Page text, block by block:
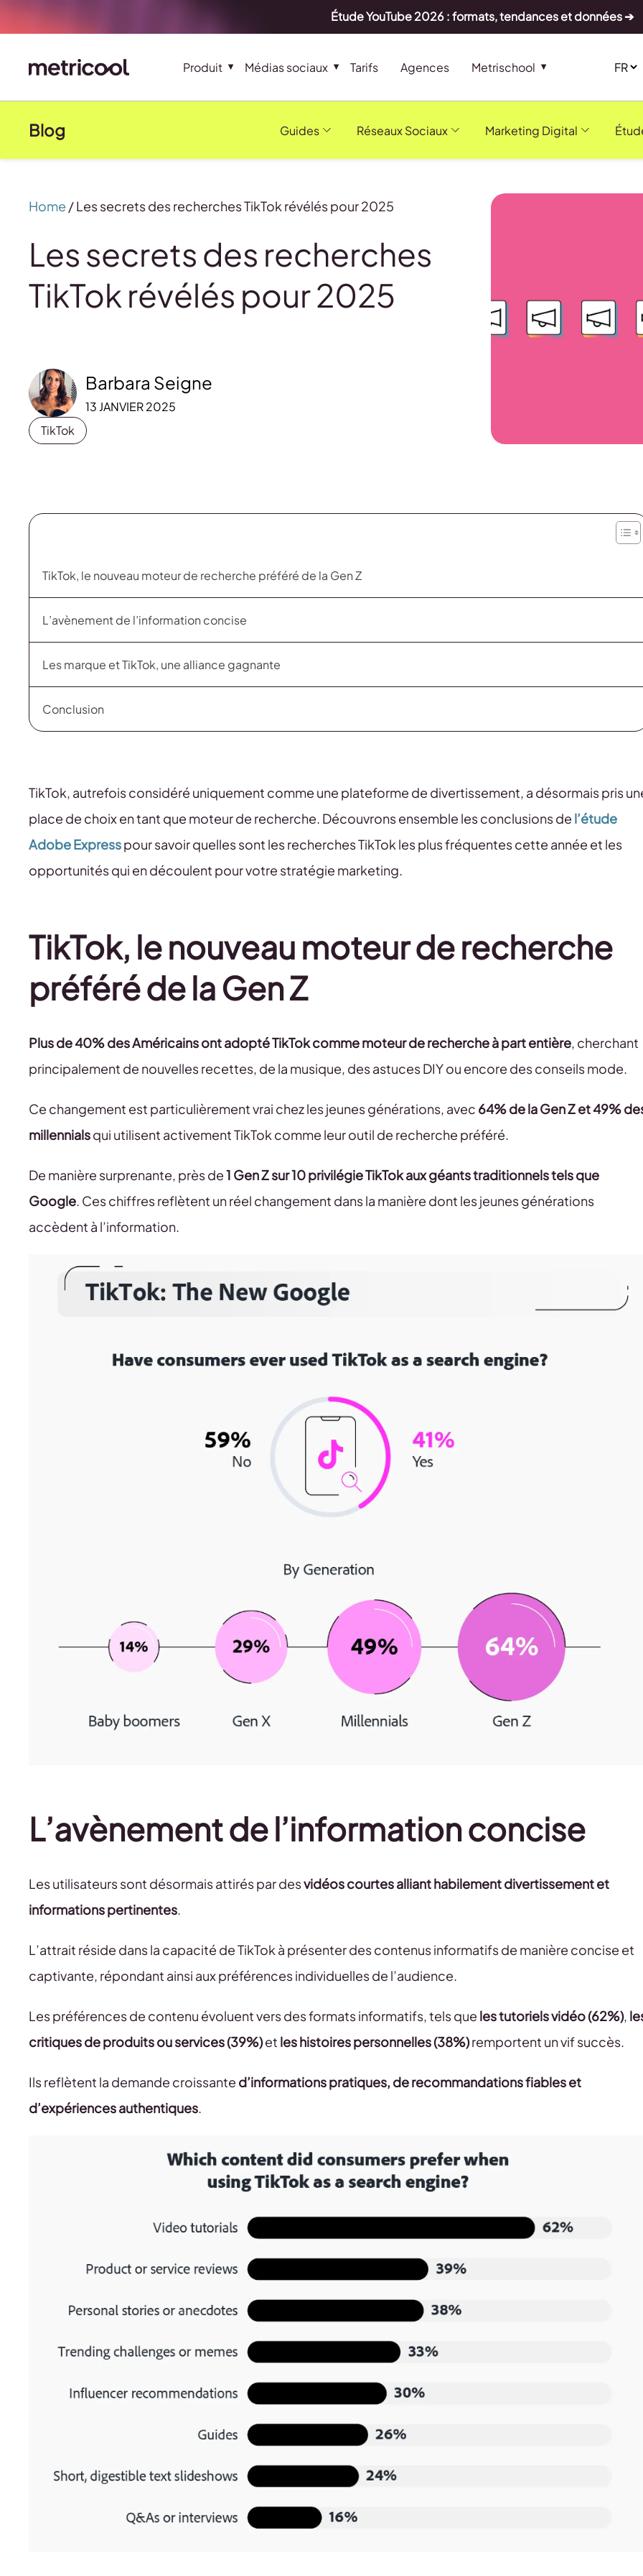
Étude YouTube 2026 : formats, tendances et données ➔
Produit Médias sociaux Tarifs Agences Metrischool
Blog Guides Réseaux Sociaux Marketing Digital
Home /Les secrets des recherches TikTok révélés pour 2025
Les secrets des recherches
TikTok révélés pour 2025
Barbara Seigne
13 JANVIER 2025
TikTok
TikTok, le nouveau moteur de recherche préféré de la Gen Z
L’avènement de l’information concise
Les marque et TikTok, une alliance gagnante
Conclusion
TikTok, autrefois considéré uniquement comme une plateforme de divertissement, a désormais pris
place de choix en tant que moteur de recherche. Découvrons ensemble les conclusions de l’étude
Adobe Expresspour savoir quelles sont les recherches TikTok les plus fréquentes cette année et les
opportunités qui en découlent pour votre stratégie marketing.
TikTok, le nouveau moteur de recherche
préféré de la Gen Z
Plus de 40% des Américains ont adopté TikTok comme moteur de recherche à part entière, cherchant
principalement de nouvelles recettes, de la musique, des astuces DIY ou encore des conseils mode.
Ce changement est particulièrement vrai chez les jeunes générations, avec 64% de la Gen Z et 49%
millennialsqui utilisent activement TikTok comme leur outil de recherche préféré.
De manière surprenante, près de1 Gen Z sur 10 privilégie TikTok aux géants traditionnels tels que
Google. Ces chiffres reflètent un réel changement dans la manière dont les jeunes générations
accèdent à l’information.
L’avènement de l’information concise
Les utilisateurs sont désormais attirés par desvidéos courtes alliant habilement divertissement et
informations pertinentes.
L’attrait réside dans la capacité de TikTok à présenter des contenus informatifs de manière concise et
captivante, répondant ainsi aux préférences individuelles de l’audience.
Les préférences de contenu évoluent vers des formats informatifs, tels que les tutoriels vidéo (62%),
critiques de produits ou services (39%)et les histoires personnelles (38%)remportent un vif succès.
Ils reflètent la demande croissante d’informations pratiques, de recommandations fiables et
d’expériences authentiques.